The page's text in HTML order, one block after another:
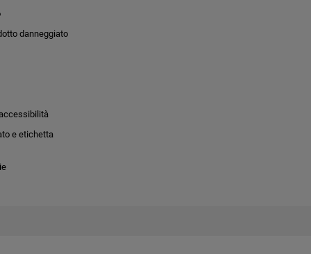
danneggiato
e etichetta